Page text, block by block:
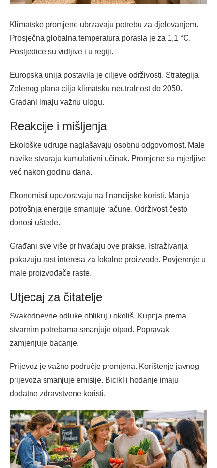
Klimatske promjene ubrzavaju potrebu za djelovanjem.
Prosječna globalna temperatura porasla je za 1,1 °C.
Posljedice su vidljive i u regiji.
Europska unija postavila je ciljeve održivosti. Strategija
Zelenog plana cilja klimatsku neutralnost do 2050.
Građani imaju važnu ulogu.
Reakcije i mišljenja
Ekološke udruge naglašavaju osobnu odgovornost. Male
navike stvaraju kumulativni učinak. Promjene su mjerljive
već nakon godinu dana.
Ekonomisti upozoravaju na financijske koristi. Manja
potrošnja energije smanjuje račune. Održivost često
donosi uštede.
Građani sve više prihvaćaju ove prakse. Istraživanja
pokazuju rast interesa za lokalne proizvode. Povjerenje u
male proizvođače raste.
Utjecaj za čitatelje
Svakodnevne odluke oblikuju okoliš. Kupnja prema
stvarnim potrebama smanjuje otpad. Popravak
zamjenjuje bacanje.
Prijevoz je važno područje promjena. Korištenje javnog
prijevoza smanjuje emisije. Bicikl i hodanje imaju
dodatne zdravstvene koristi.